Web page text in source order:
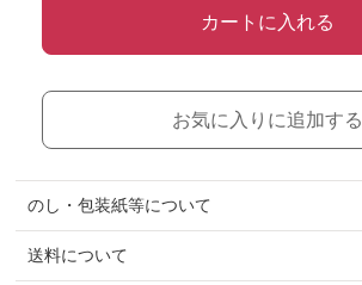
カートに入れる
お気に入りに追加する
のし・包装紙等について
送料について